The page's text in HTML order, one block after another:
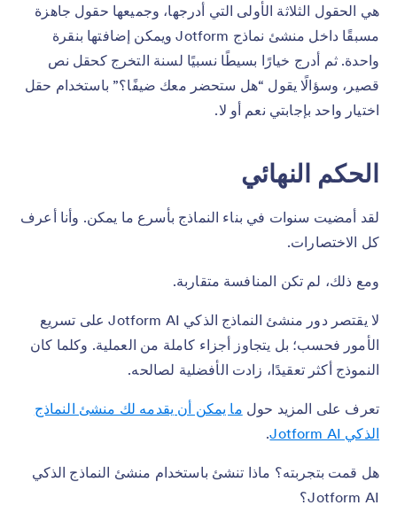
هي الحقول الثلاثة الأولى التي أدرجها، وجميعها حقول جاهزة
مسبقًا داخل منشئ نماذج Jotform ويمكن إضافتها بنقرة
واحدة. ثم أدرج خيارًا بسيطًا نسبيًا لسنة التخرج كحقل نص
قصير، وسؤالًا يقول “هل ستحضر معك ضيفًا؟” باستخدام حقل
اختيار واحد بإجابتي نعم أو لا.
الحكم النهائي
لقد أمضيت سنوات في بناء النماذج بأسرع ما يمكن. وأنا أعرف
كل الاختصارات.
ومع ذلك، لم تكن المنافسة متقاربة.
لا يقتصر دور منشئ النماذج الذكي Jotform AI على تسريع
الأمور فحسب؛ بل يتجاوز أجزاء كاملة من العملية. وكلما كان
النموذج أكثر تعقيدًا، زادت الأفضلية لصالحه.
تعرف على المزيد حول ما يمكن أن يقدمه لك منشئ النماذج
الذكي Jotform AI
.
هل قمت بتجربته؟ ماذا تنشئ باستخدام منشئ النماذج الذكي
Jotform AI؟